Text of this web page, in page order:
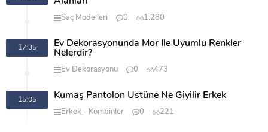
Saç Modelleri 0 1.280
17:35
Ev Dekorasyonunda Mor İle Uyumlu Renkler
Nelerdir?
Ev Dekorasyonu 0 473
15:05 Kumaş Pantolon Üstüne Ne Giyilir Erkek
Erkek Kombinler 0 221